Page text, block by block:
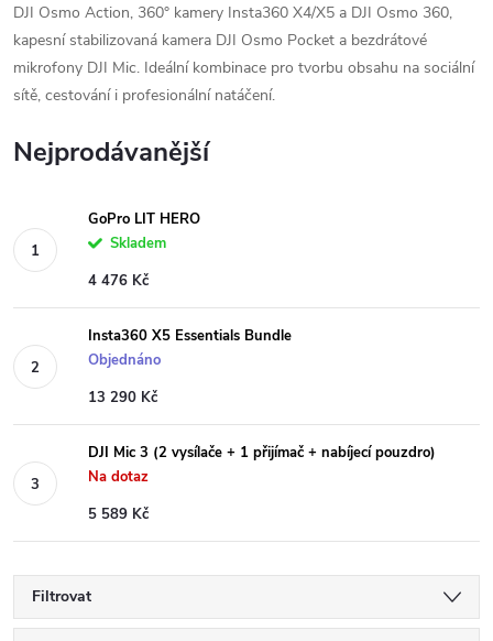
DJI Osmo Action, 360° kamery Insta360 X4/X5 a DJI Osmo 360,
kapesní stabilizovaná kamera DJI Osmo Pocket a bezdrátové
mikrofony DJI Mic. Ideální kombinace pro tvorbu obsahu na sociální
sítě, cestování i profesionální natáčení.
Nejprodávanější
GoPro LIT HERO
Skladem
4 476 Kč
Insta360 X5 Essentials Bundle
Objednáno
13 290 Kč
DJI Mic 3 (2 vysílače + 1 přijímač + nabíjecí pouzdro)
Na dotaz
5 589 Kč
Filtrovat